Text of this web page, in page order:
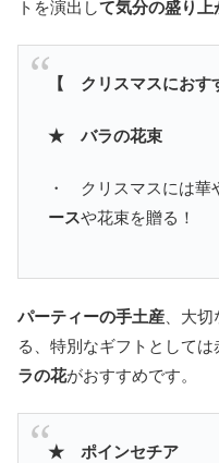
トを演出して気分の盛り上
【 クリスマスにおす
★ バラの花束
・ クリスマスには華
ースや花束を贈る！
パーティーの手土産 、大
る、特別なギフトとしては
ラの花がおすすめです。
★ ポインセチア